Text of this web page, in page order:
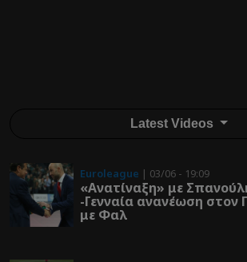
Latest Videos
Euroleague | 03/06 - 19:09
«Ανατίναξη» με
-Γενναία ανανέωση
με Φαλ